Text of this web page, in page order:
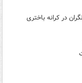
در کرانه باختری